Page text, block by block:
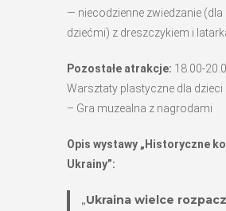
— niecodzienne zwiedzanie (dla
dziećmi) z dreszczykiem i
Pozostałe atrakcje: 18.00-
Warsztaty plastyczne dla dzieci
– Gra muzealna z nagrodami
Opis wystawy „Historyczne
Ukrainy”:
„Ukraina wielce